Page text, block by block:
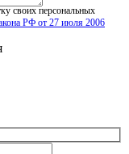
своих персональных
РФ от 27 июля 2006